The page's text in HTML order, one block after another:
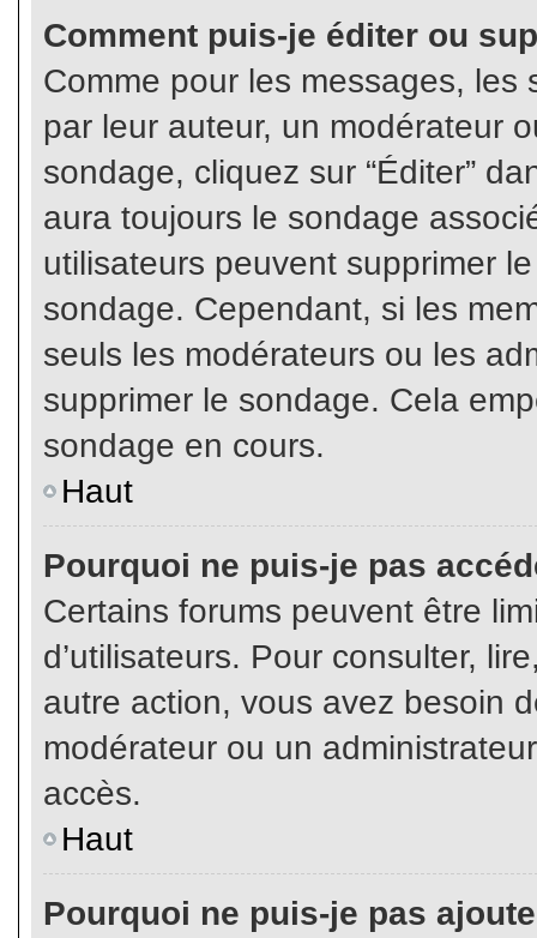
Comment puis-je éditer ou
Comme pour les messages,
par leur auteur, un modérateur
sondage, cliquez sur “Éditer”
aura toujours le sondage
utilisateurs peuvent supprimer
sondage. Cependant, si les
seuls les modérateurs ou les
supprimer le sondage. Cela
sondage en cours.
Haut
Pourquoi ne puis-je pas
Certains forums peuvent être
d’utilisateurs. Pour consulter,
autre action, vous avez besoin
modérateur ou un
accès.
Haut
Pourquoi ne puis-je pas